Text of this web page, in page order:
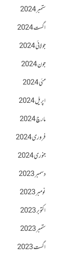
ستمبر 2024
اگست 2024
جولائی 2024
جون 2024
مئی 2024
اپریل 2024
مارچ 2024
فروری 2024
جنوری 2024
دسمبر 2023
نومبر 2023
اکتوبر 2023
ستمبر 2023
اگست 2023